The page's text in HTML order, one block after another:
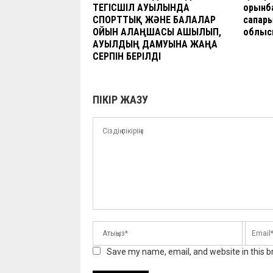
ТЕГІСШІЛ АУЫЛЫНДА
СПОРТТЫҚ ЖӘНЕ БАЛАЛАР
ОЙЫН АЛАҢШАСЫ АШЫЛЫП,
АУЫЛДЫҢ ДАМУЫНА ЖАҢА
СЕРПІН БЕРІЛДІ
ПІКІР ЖАЗУ
Save my name, email, and website in this